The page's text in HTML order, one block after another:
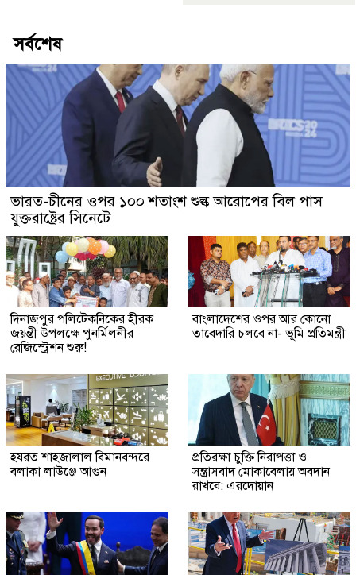
সর্বশেষ
ভারত-চীনের ওপর ১০০ শতাংশ শুল্ক আরোপের বিল পাস
যুক্তরাষ্ট্রের সিনেটে
দিনাজপুর পলিটেকনিকের হীরক
জয়ন্তী উপলক্ষে পুনর্মিলনীর
রেজিস্ট্রেশন শুরু!
বাংলাদেশের ওপর আর কোনো
তাবেদারি চলবে না- ভূমি প্রতিমন্ত্রী
হযরত শাহজালাল বিমানবন্দরে
বলাকা লাউঞ্জে আগুন
প্রতিরক্ষা চুক্তি নিরাপত্তা ও
সন্ত্রাসবাদ মোকাবেলায় অবদান
রাখবে: এরদোয়ান